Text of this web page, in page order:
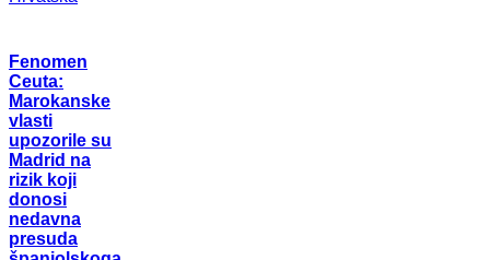
Fenomen
Ceuta:
Marokanske
vlasti
upozorile su
Madrid na
rizik koji
donosi
nedavna
presuda